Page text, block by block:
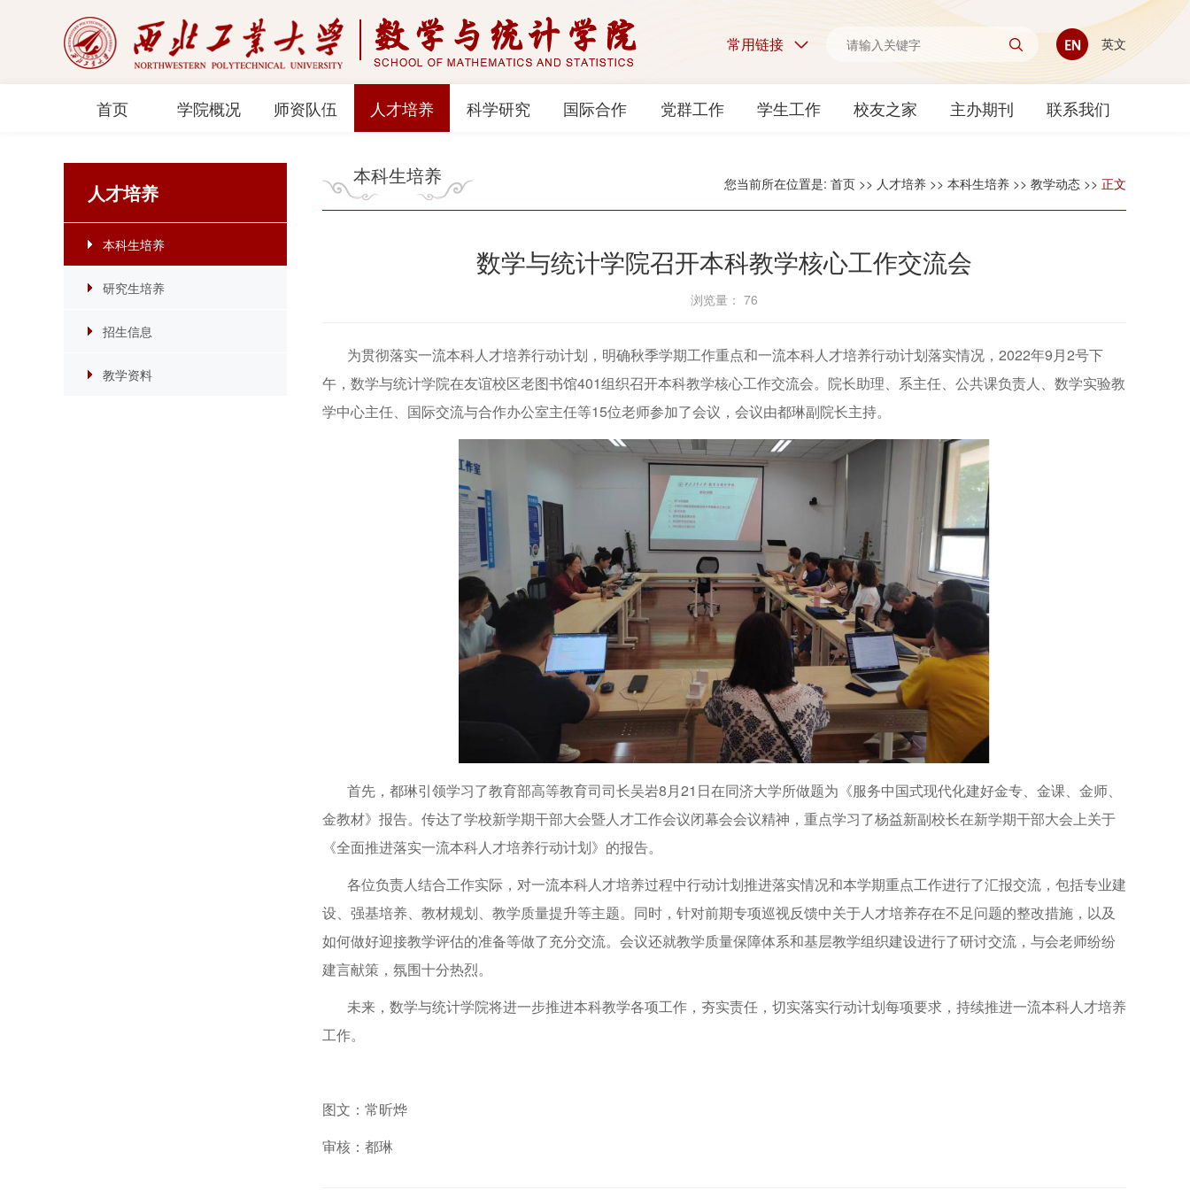
英文
常用链接
首页 学院概况 师资队伍 人才培养 科学研究 国际合作 党群工作 学生工作 校友之家 主办期刊 联系我们
人才培养
本科生培养
研究生培养
招生信息
教学资料
本科生培养 您当前所在位置是: 首页 >> 人才培养 >> 本科生培养 >> 教学动态 >> 正文
数学与统计学院召开本科教学核心工作交流会
浏览量： 76
为贯彻落实一流本科人才培养行动计划，明确秋季学期工作重点和一流本科人才培养行动计划落实情况，2022年9月2号下
午，数学与统计学院在友谊校区老图书馆401组织召开本科教学核心工作交流会。院长助理、系主任、公共课负责人、数学实验教
学中心主任、国际交流与合作办公室主任等15位老师参加了会议，会议由都琳副院长主持。
首先，都琳引领学习了教育部高等教育司司长吴岩8月21日在同济大学所做题为《服务中国式现代化建好金专、金课、金师、
金教材》报告。传达了学校新学期干部大会暨人才工作会议闭幕会会议精神，重点学习了杨益新副校长在新学期干部大会上关于
《全面推进落实一流本科人才培养行动计划》的报告。
各位负责人结合工作实际，对一流本科人才培养过程中行动计划推进落实情况和本学期重点工作进行了汇报交流，包括专业建
设、强基培养、教材规划、教学质量提升等主题。同时，针对前期专项巡视反馈中关于人才培养存在不足问题的整改措施，以及
如何做好迎接教学评估的准备等做了充分交流。会议还就教学质量保障体系和基层教学组织建设进行了研讨交流，与会老师纷纷
建言献策，氛围十分热烈。
未来，数学与统计学院将进一步推进本科教学各项工作，夯实责任，切实落实行动计划每项要求，持续推进一流本科人才培养
工作。
图文：常昕烨
审核：都琳